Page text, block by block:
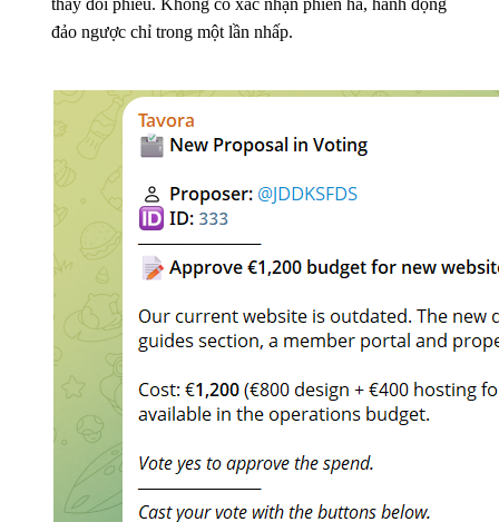
đảo ngược chỉ trong một lần nhấp.